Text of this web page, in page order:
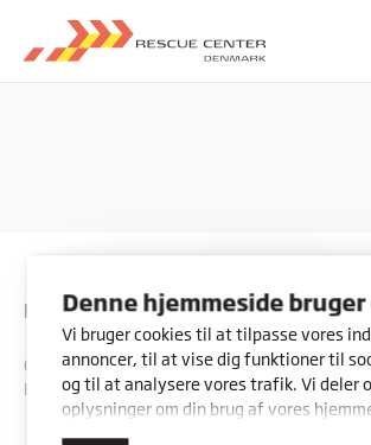
Denne hjemmeside bruger
Vi bruger cookies til at tilpasse vores
annoncer, til at vise dig funktioner til
og til at analysere vores trafik. Vi deler
oplysninger om din brug af vores
vores partnere inden for sociale medier,
Rybners - Rescue Center
CVR: 45357716
EAN: 5798000553842